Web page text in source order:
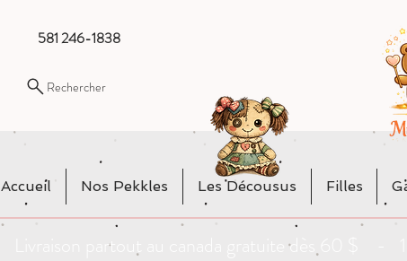
581 246-1838
Rechercher
Accueil Nos Pekkles Les Décousus Filles
Livraison partout au canada gratuite dès 60 $